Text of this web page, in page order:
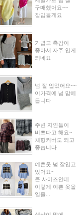
구매했어요~~
잡입을게요
가볍고 촉감이
좋아서 자주 입게
되네요
넘 잘 입었어요~~
이가격에 넘 맘에
듭니다
주변 지인들이
비쁘다고 해요~
체형커버도 되고
좋습니다
예쁜옷 넘 잘입고
있어요~
큰 사이즈인데
이렇게 이쁜 옷을
입을...